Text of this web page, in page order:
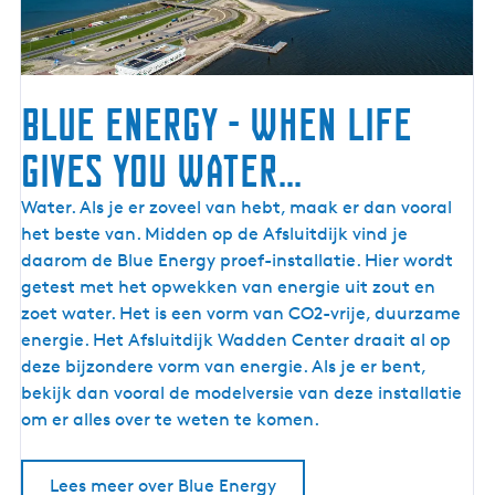
A
f
s
l
u
i
t
d
i
j
k
e
n
g
e
n
z
i
j
n
s
o
o
r
Blue Energy - when life
gives you water...
B
l
u
e
E
n
e
r
g
Water. Als je er zoveel van hebt, maak er dan vooral
het beste van. Midden op de Afsluitdijk vind je
daarom de Blue Energy proef-installatie. Hier wordt
getest met het opwekken van energie uit zout en
zoet water. Het is een vorm van CO2-vrije, duurzame
energie. Het Afsluitdijk Wadden Center draait al op
deze bijzondere vorm van energie. Als je er bent,
bekijk dan vooral de modelversie van deze installatie
om er alles over te weten te komen.
Lees meer over Blue Energy